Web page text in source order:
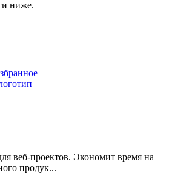
ниже.
веб-проектов. Экономит время на
продук...